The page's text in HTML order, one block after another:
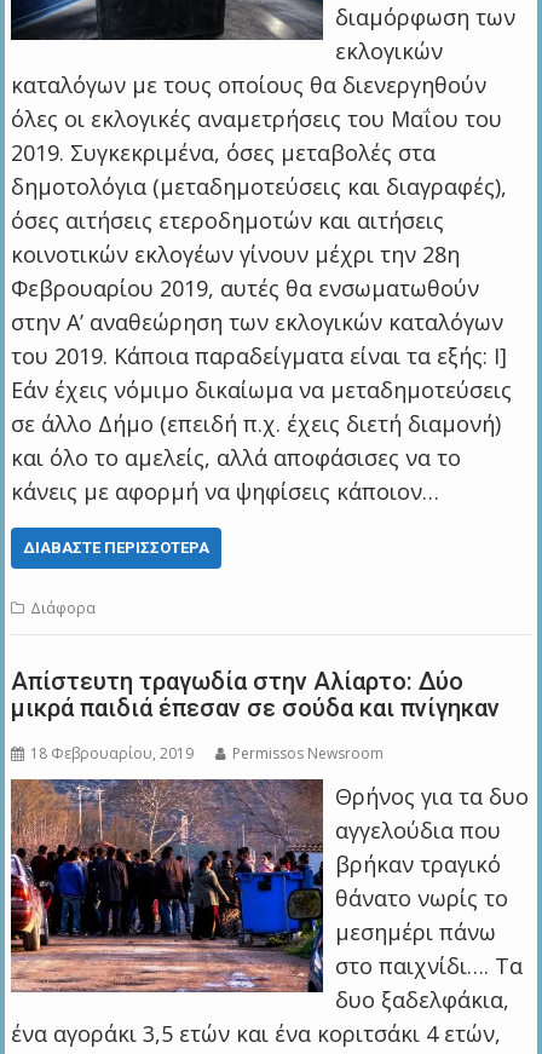
διαμόρφωση των
εκλογικών
καταλόγων με τους οποίους θα διενεργηθούν
όλες οι εκλογικές αναμετρήσεις του Μαΐου του
2019. Συγκεκριμένα, όσες μεταβολές στα
δημοτολόγια (μεταδημοτεύσεις και διαγραφές),
όσες αιτήσεις ετεροδημοτών και αιτήσεις
κοινοτικών εκλογέων γίνουν μέχρι την 28η
Φεβρουαρίου 2019, αυτές θα ενσωματωθούν
στην Α’ αναθεώρηση των εκλογικών καταλόγων
του 2019. Κάποια παραδείγματα είναι τα εξής: Ι]
Εάν έχεις νόμιμο δικαίωμα να μεταδημοτεύσεις
σε άλλο Δήμο (επειδή π.χ. έχεις διετή διαμονή)
και όλο το αμελείς, αλλά αποφάσισες να το
κάνεις με αφορμή να ψηφίσεις κάποιον…
ΔΙΑΒΆΣΤΕ ΠΕΡΙΣΣΌΤΕΡΑ
Διάφορα
Απίστευτη τραγωδία στην Αλίαρτο: Δύο
μικρά παιδιά έπεσαν σε σούδα και πνίγηκαν
18 Φεβρουαρίου, 2019 Permissos Newsroom
Θρήνος για τα δυο
αγγελούδια που
βρήκαν τραγικό
θάνατο νωρίς το
μεσημέρι πάνω
στο παιχνίδι…. Τα
δυο ξαδελφάκια,
ένα αγοράκι 3,5 ετών και ένα κοριτσάκι 4 ετών,